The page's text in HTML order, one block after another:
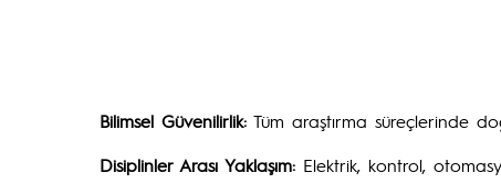
Bilimsel Güvenilirlik: Tüm araştırma süreçlerinde
Disiplinler Arası Yaklaşım: Elektrik, kontrol,